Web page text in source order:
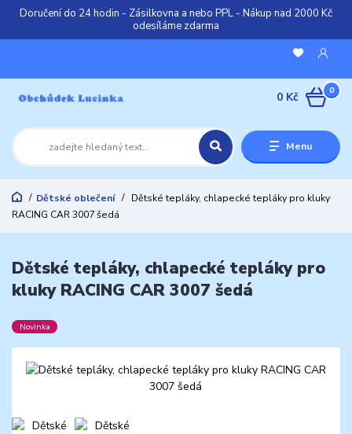
Doručení do 24 hodin - Zásilkovna a nebo PPL - Nákup nad 2000 Kč
odesíláme zdarma
Menu
0
0 Kč
Dětské oblečení
Dětské tepláky, chlapecké tepláky pro kluky
RACING CAR 3007 šedá
Dětské tepláky, chlapecké tepláky pro
kluky RACING CAR 3007 šedá
Novinka